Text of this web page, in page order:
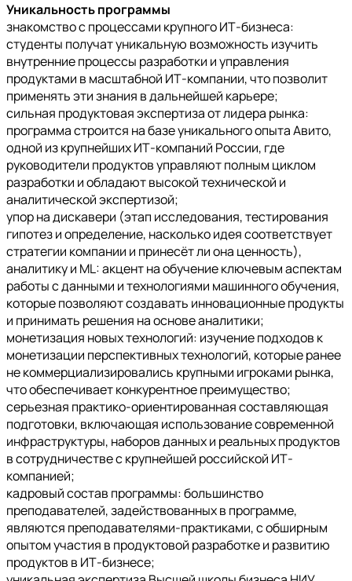
Уникальность программы
знакомство с процессами крупного ИТ-бизнеса:
студенты получат уникальную возможность изучить
внутренние процессы разработки и управления
продуктами в масштабной ИТ-компании, что позволит
применять эти знания в дальнейшей карьере;
сильная продуктовая экспертиза от лидера рынка:
программа строится на базе уникального опыта Авито,
одной из крупнейших ИТ-компаний России, где
руководители продуктов управляют полным циклом
разработки и обладают высокой технической и
аналитической экспертизой;
упор на дискавери (этап исследования, тестирования
гипотез и определение, насколько идея соответствует
стратегии компании и принесёт ли она ценность),
аналитику и ML: акцент на обучение ключевым аспектам
работы с данными и технологиями машинного обучения,
которые позволяют создавать инновационные продукты
и принимать решения на основе аналитики;
монетизация новых технологий: изучение подходов к
монетизации перспективных технологий, которые ранее
не коммерциализировались крупными игроками рынка,
что обеспечивает конкурентное преимущество;
серьезная практико-ориентированная составляющая
подготовки, включающая использование современной
инфраструктуры, наборов данных и реальных продуктов
в сотрудничестве с крупнейшей российской ИТ-
компанией;
кадровый состав программы: большинство
преподавателей, задействованных в программе,
являются преподавателями-практиками, с обширным
опытом участия в продуктовой разработке и развитию
продуктов в ИТ-бизнесе;